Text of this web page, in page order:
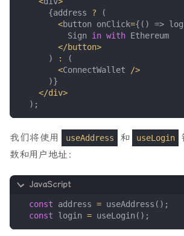
{address ?
(
<button onClick={() =>
Sign in with Ethereum
</button>
)
:
(
<ConnectWallet
/>
)}
</div>
);
我们将使用 useAddress 和 useLogin
数和用户地址：
const address = useAddress ();
const
login = useLogin();